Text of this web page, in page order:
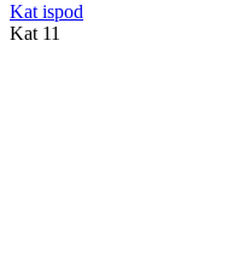
Kat ispod
Kat 11